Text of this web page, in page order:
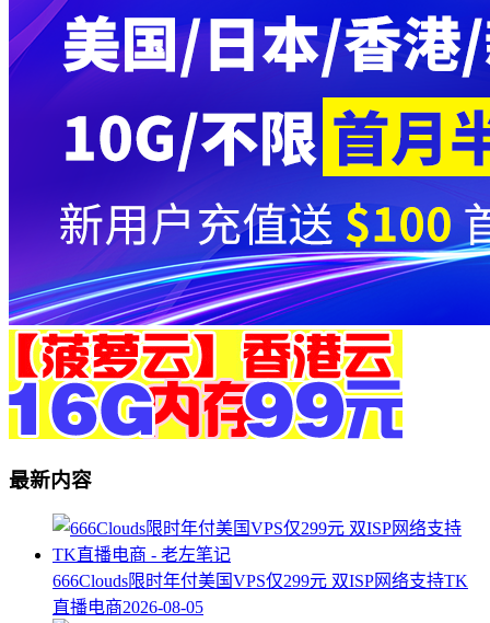
最新内容
666Clouds限时年付美国VPS仅299元 双ISP网络支持TK
直播电商2026-08-05